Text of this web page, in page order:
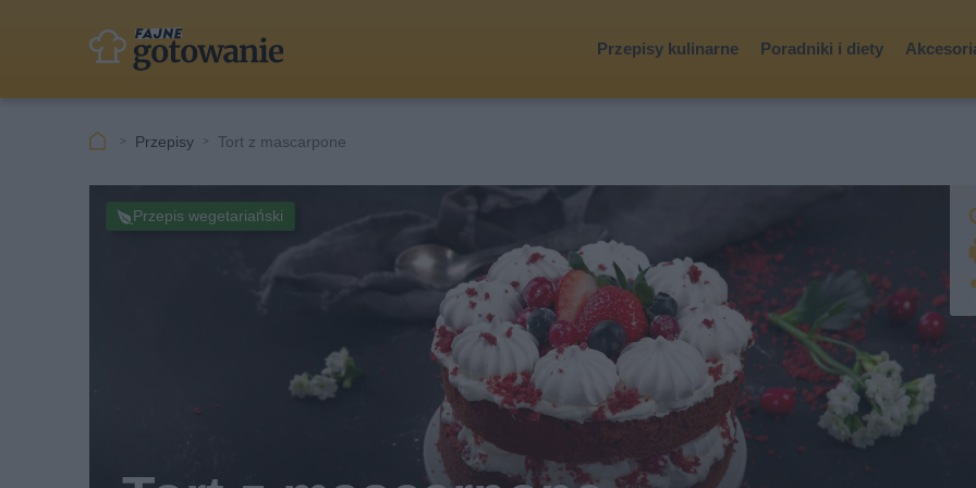
Przepisy kulinarne Poradniki i diety
Przepisy Tort z mascarpone
Przepis wegetariański